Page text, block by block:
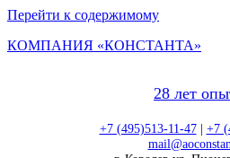
Перейти к содержимому
КОМПАНИЯ «КОНСТАНТА»
28 лет
+7 (495)513-11-47| +7